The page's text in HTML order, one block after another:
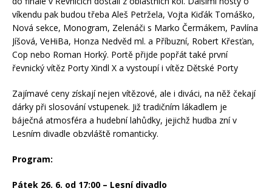
víkendu pak budou třeba Aleš Petržela, Vojta Kiďák Tomáško,
Nová sekce, Monogram, Zelenáči s Marko Čermákem, Pavlína
Jíšová, VeHiBa, Honza Nedvěd ml. a Příbuzní, Robert Křesťan,
Cop nebo Roman Horký. Portě přijde popřát také první
řevnický vítěz Porty Xindl X a vystoupí i vítěz Dětské Porty
Zajímavé ceny získají nejen vítězové, ale i diváci, na něž čekají
dárky při slosování vstupenek. Již tradičním lákadlem je
báječná atmosféra a hudební lahůdky, jejichž hudba zní v
Lesním divadle obzvláště romanticky.
Program:
Pátek 26. 6. od 17:00 – Lesní divadlo